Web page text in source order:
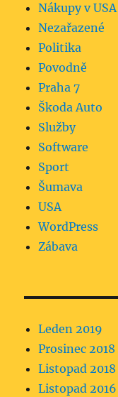
Nákupy v USA
Nezařazené
Politika
Povodně
Praha 7
Škoda Auto
Služby
Software
Sport
Šumava
USA
WordPress
Zábava
Leden 2019
Prosinec 2018
Listopad 2018
Listopad 2016